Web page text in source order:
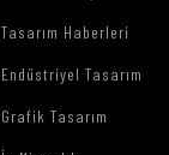
Tasarım Haberleri
Endüstriyel Tasarım
Grafik Tasarım